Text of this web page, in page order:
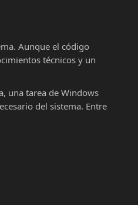
Aunque el código
técnicos y un
una tarea de Windows
del sistema. Entre